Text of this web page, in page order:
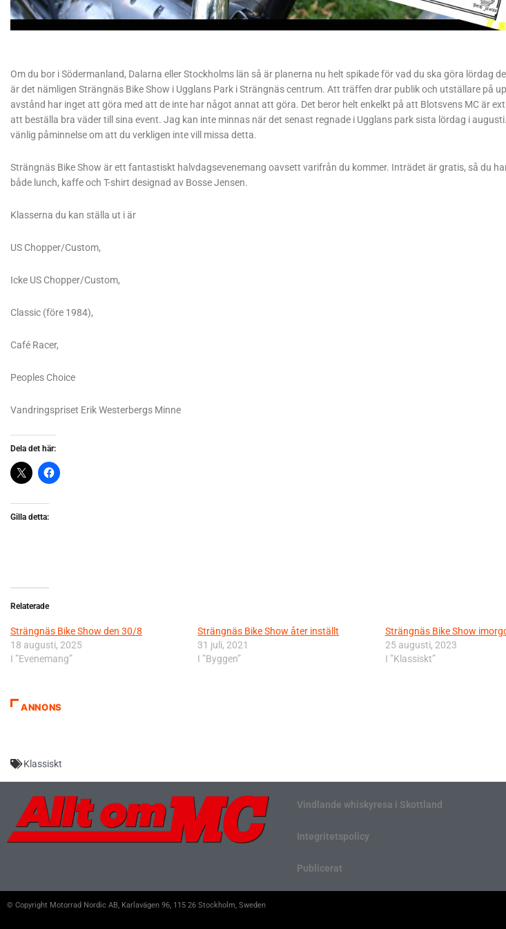
Om du bor i Södermanland, Dalarna eller Stockholms län så är planerna nu helt spikade för vad du ska göra lördag
är det nämligen Strängnäs Bike Show i Ugglans Park i Strängnäs centrum. Att träffen drar publik och utställare på
avstånd har inget att göra med att de inte har något annat att göra. Det beror helt enkelkt på att Blotsvens MC är
att beställa bra väder till sina event. Jag kan inte minnas när det senast regnade i Ugglans park sista lördag i
vänlig påminnelse om att du verkligen inte vill missa detta.
Strängnäs Bike Show är ett fantastiskt halvdagsevenemang oavsett varifrån du kommer. Inträdet är gratis, så du
både lunch, kaffe och T-shirt designad av Bosse Jensen.
Klasserna du kan ställa ut i är
US Chopper/Custom,
Icke US Chopper/Custom,
Classic (före 1984),
Café Racer,
Peoples Choice
Vandringspriset Erik Westerbergs Minne
Dela det här:
Gilla detta:
Relaterade
Strängnäs Bike Show den 30/8
18 augusti, 2025
I ”Evenemang”
Strängnäs Bike Show åter inställt
31 juli, 2021
I ”Byggen”
Strängnäs Bike Show
25 augusti, 2023
I ”Klassiskt”
ANNONS
Klassiskt
Vindlande whiskyresa i Skottland
Integritetspolicy
Publicerat
© Copyright Motorrad Nordic AB, Karlavägen 96, 115 26 Stockholm, Sweden